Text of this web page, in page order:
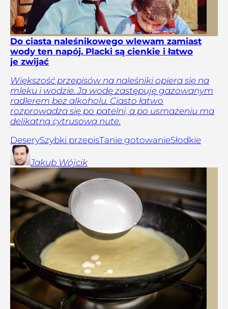
Do ciasta naleśnikowego wlewam zamiast
wody ten napój. Placki są cienkie i łatwo
je zwijać
Większość przepisów na naleśniki opiera się na
mleku i wodzie. Ja wodę zastępuję gazowanym
radlerem bez alkoholu. Ciasto łatwo
rozprowadza się po patelni, a po usmażeniu ma
delikatną cytrusową nutę.
DeserySzybki przepisTanie gotowanieSłodkie
Jakub Wójcik